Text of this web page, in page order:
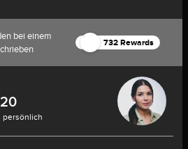
bei einem
732 Rewards
persönlich